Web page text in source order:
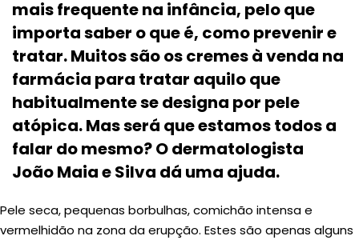
mais frequente na infância, pelo que
importa saber o que é, como prevenir e
tratar. Muitos são os cremes à venda na
farmácia para tratar aquilo que
habitualmente se designa por pele
atópica. Mas será que estamos todos a
falar do mesmo? O dermatologista
João Maia e Silva dá uma ajuda.
Pele seca, pequenas borbulhas, comichão intensa e
vermelhidão na zona da erupção. Estes são apenas alguns